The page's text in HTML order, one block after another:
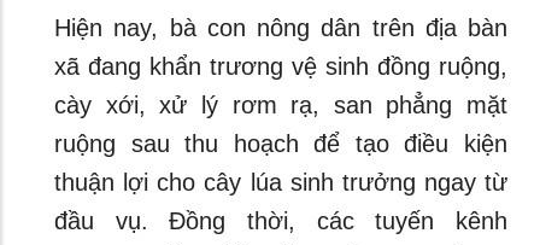
Hiện nay, bà con nông dân trên địa bàn
xã đang khẩn trương vệ sinh đồng ruộng,
cày xới, xử lý rơm rạ, san phẳng mặt
ruộng sau thu hoạch để tạo điều kiện
thuận lợi cho cây lúa sinh trưởng ngay từ
đầu vụ. Đồng thời, các tuyến kênh